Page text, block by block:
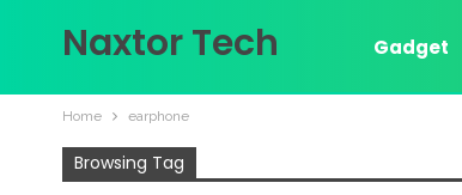
Naxtor Tech Gadget
Home earphone
Browsing Tag